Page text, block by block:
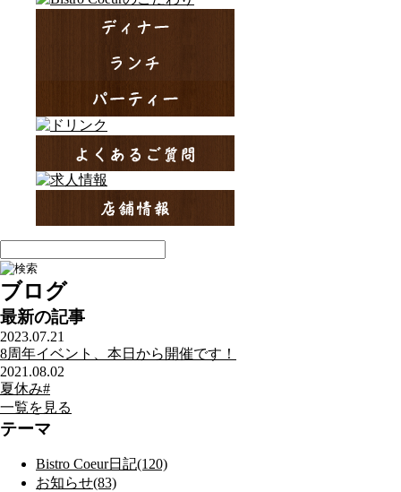
ブログ
最新の記事
2023.07.21
8周年イベント、本日から開催です！
2021.08.02
夏休み#
一覧を見る
テーマ
Bistro Coeur日記(120)
お知らせ(83)